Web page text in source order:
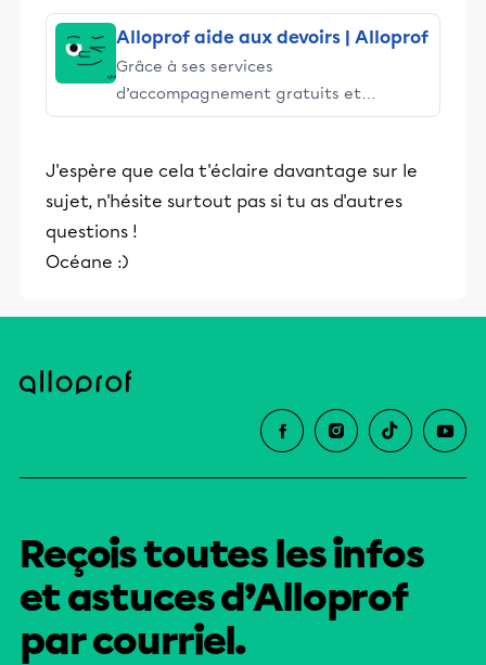
Alloprof aide aux devoirs | Alloprof
Grâce à ses services
d’accompagnement gratuits et
stimulants, Alloprof engage les élèves
éducative.
J'espère que cela t'éclaire davantage sur le
sujet, n'hésite surtout pas si tu as d'autres
questions !
Océane :)
Reçois toutes les infos
et astuces d’Alloprof
par courriel.